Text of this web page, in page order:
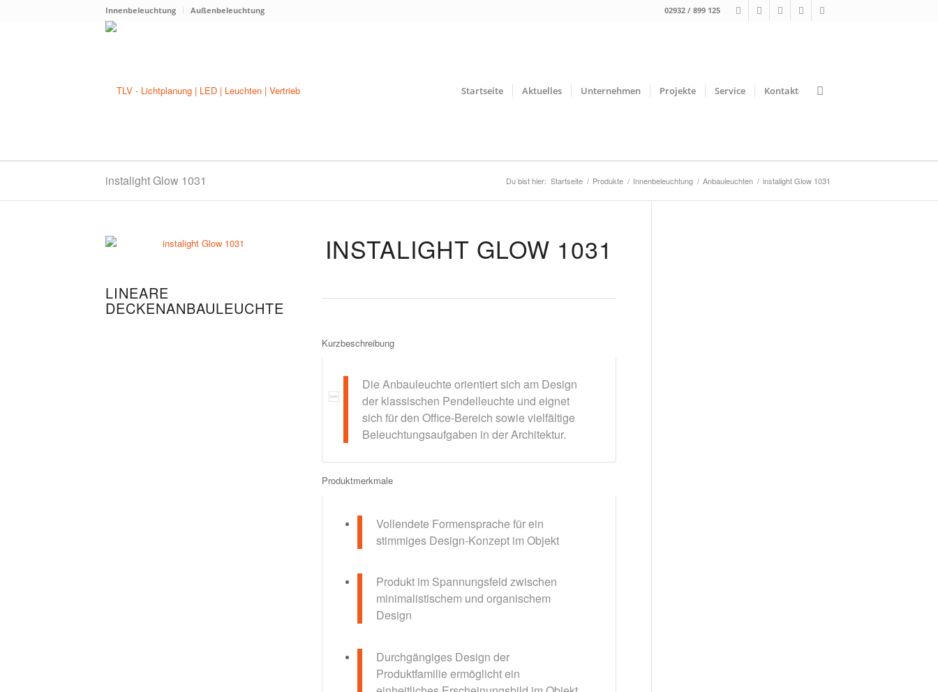
Innenbeleuchtung Außenbeleuchtung 02932 / 899 125
Startseite Aktuelles Unternehmen Projekte Service Kontakt
instalight Glow 1031 Du bist hier: Startseite / Produkte / Innenbeleuchtung / Anbauleuchten / instalight Glow 1031
LINEARE
DECKENANBAULEUCHTE
INSTALIGHT GLOW 1031
Kurzbeschreibung
Die Anbauleuchte orientiert sich am Design
der klassischen Pendelleuchte und eignet
sich für den Office-Bereich sowie vielfältige
Beleuchtungsaufgaben in der Architektur.
Produktmerkmale
Vollendete Formensprache für ein
stimmiges Design-Konzept im Objekt
Produkt im Spannungsfeld zwischen
minimalistischem und organischem
Design
Durchgängiges Design der
Produktfamilie ermöglicht ein